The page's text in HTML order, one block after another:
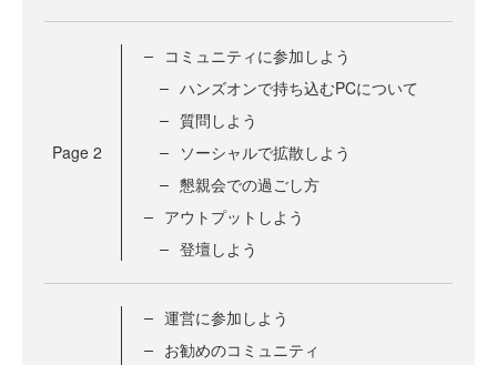
Page 2
コミュニティに参加しよう
ハンズオンで持ち込むPCについて
質問しよう
ソーシャルで拡散しよう
懇親会での過ごし方
アウトプットしよう
登壇しよう
運営に参加しよう
お勧めのコミュニティ